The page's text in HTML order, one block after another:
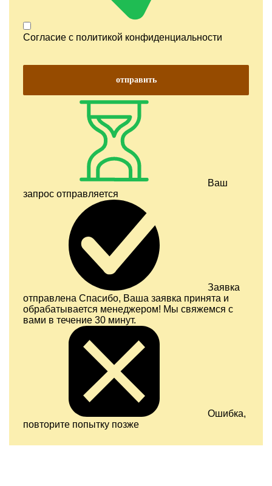
Согласие с политикой конфиденциальности
отправить
Ваш
запрос отправляется
Заявка
отправлена Спасибо, Ваша заявка принята и
обрабатывается менеджером! Мы свяжемся с
вами в течение 30 минут.
Ошибка,
повторите попытку позже